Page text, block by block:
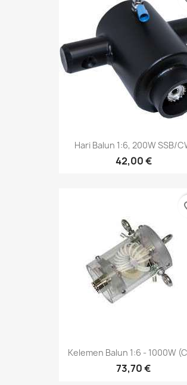
Hari Balun 1:6, 200W SSB/
42,00 €
Kelemen Balun 1:6 - 1000W
73,70 €